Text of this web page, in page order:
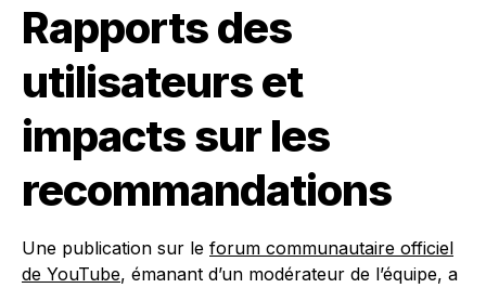
Rapports des
utilisateurs et
impacts sur les
recommandations
Une publication sur le forum communautaire officiel
de YouTube, émanant d’un modérateur de l’équipe, a